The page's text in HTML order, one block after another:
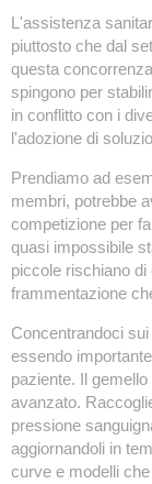
L'assistenza
piuttosto che dal
questa
spingono per
in conflitto con i
l'adozione di
Prendiamo ad
membri, potrebbe
competizione per
quasi impossibile
piccole rischiano
frammentazione
Concentrandoci
essendo
paziente. Il
avanzato.
pressione
aggiornandoli in
curve e modelli